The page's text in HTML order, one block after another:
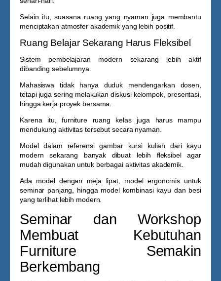
Selain itu, suasana ruang yang nyaman juga membantu
menciptakan atmosfer akademik yang lebih positif.
Ruang Belajar Sekarang Harus Fleksibel
Sistem pembelajaran modern sekarang lebih aktif
dibanding sebelumnya.
Mahasiswa tidak hanya duduk mendengarkan dosen,
tetapi juga sering melakukan diskusi kelompok, presentasi,
hingga kerja proyek bersama.
Karena itu, furniture ruang kelas juga harus mampu
mendukung aktivitas tersebut secara nyaman.
Model dalam referensigambar kursi kuliah dari kayu
modern sekarang banyak dibuat lebih fleksibel agar
mudah digunakan untuk berbagai aktivitas akademik.
Ada model dengan meja lipat, model ergonomis untuk
seminar panjang, hingga model kombinasi kayu dan besi
yang terlihat lebih modern.
Seminar dan Workshop
Membuat Kebutuhan
Furniture Semakin
Berkembang